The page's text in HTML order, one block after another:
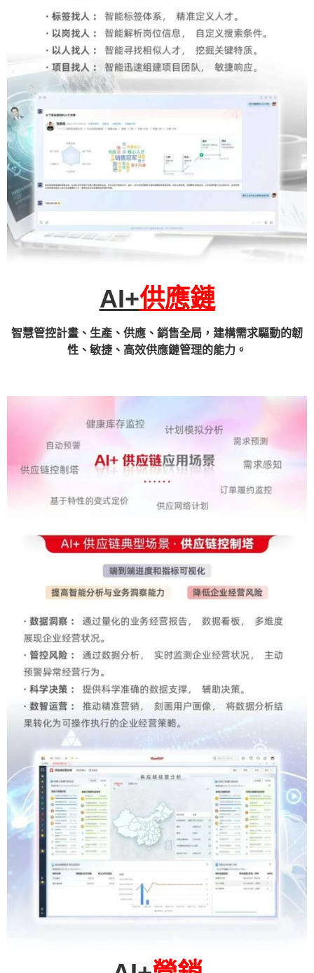
AI+供應鏈
智慧管控計畫、生產、供應、銷售全局，建構需求驅動的韌
性、敏捷、高效供應鏈管理的能力。